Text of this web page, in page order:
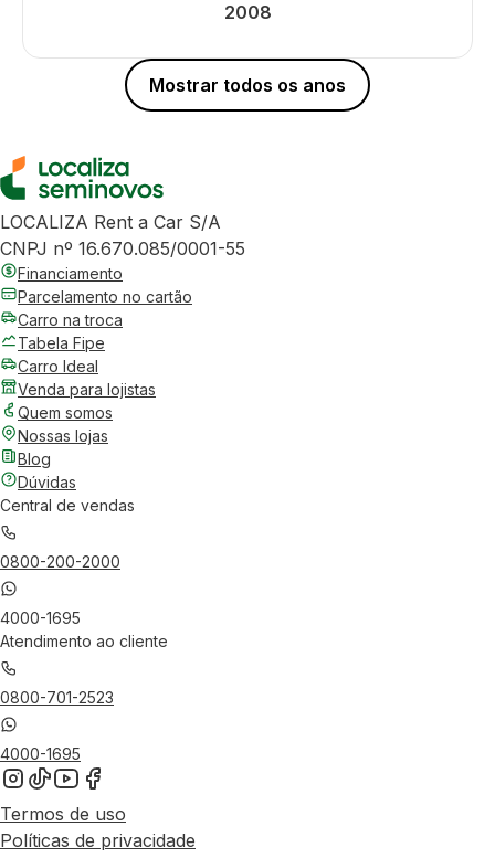
2008
Mostrar todos os anos
LOCALIZA Rent a Car S/A
CNPJ nº 16.670.085/0001-55
Financiamento
Parcelamento no cartão
Carro na troca
Tabela Fipe
Carro Ideal
Venda para lojistas
Quem somos
Nossas lojas
Blog
Dúvidas
Central de vendas
0800-200-2000
4000-1695
Atendimento ao cliente
0800-701-2523
4000-1695
Termos de uso
Políticas de privacidade